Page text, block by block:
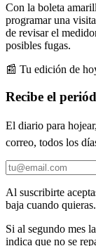
Con la boleta
programar una
de revisar el
posibles fugas.
📰 Tu edición de
Recibe el
El diario para
correo, todos los
Al suscribirte
baja cuando quieras.
Si al segundo mes
indica que no se